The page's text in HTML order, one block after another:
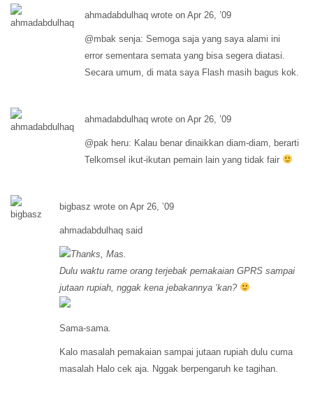
ahmadabdulhaq wrote on Apr 26, ’09
@mbak senja: Semoga saja yang saya alami ini
error sementara semata yang bisa segera diatasi.
Secara umum, di mata saya Flash masih bagus kok.
ahmadabdulhaq wrote on Apr 26, ’09
@pak heru: Kalau benar dinaikkan diam-diam, berarti
Telkomsel ikut-ikutan pemain lain yang tidak fair
bigbasz wrote on Apr 26, ’09
ahmadabdulhaq said
Thanks, Mas.
Dulu waktu rame orang terjebak pemakaian GPRS sampai
jutaan rupiah, nggak kena jebakannya ‘kan?
Sama-sama.
Kalo masalah pemakaian sampai jutaan rupiah dulu cuma
masalah Halo cek aja. Nggak berpengaruh ke tagihan.